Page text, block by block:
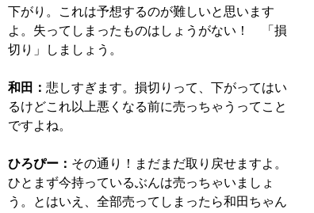
下がり。これは予想するのが難しいと思います
よ。失ってしまったものはしょうがない！ 「損
切り」しましょう。
和田： 悲しすぎます。損切りって、下がってはい
るけどこれ以上悪くなる前に売っちゃうってこと
ですよね。
ひろぴー： その通り！まだまだ取り戻せますよ。
ひとまず今持っているぶんは売っちゃいましょ
う。とはいえ、全部売ってしまったら和田ちゃん